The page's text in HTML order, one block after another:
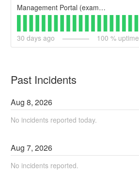
Management Portal (example)
30 days ago 100 % uptime
Past Incidents
Aug8,2026
No incidents reported today.
Aug7,2026
No incidents reported.